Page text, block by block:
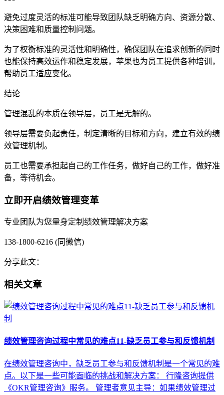
避免过度灵活的标准可能导致团队缺乏明确方向、资源分散、
决策困难和质量控制问题。
为了权衡标准的灵活性和明确性，确保团队在追求创新的同时
也能保持高效运作和稳定发展，苹果也为员工提供各种培训，
帮助员工适应变化。
结论
管理混乱的本质在领导层，员工是无解的。
领导层需要负起责任，制定清晰的目标和方向，建立有效的绩
效管理机制。
员工也需要承担起自己的工作任务，做好自己的工作，做好准
备，等待机会。
立即开启绩效管理变革
专业团队为您量身定制绩效管理解决方案
138-1800-6216 (同微信)
分享此文：
相关文章
绩效管理咨询过程中常见的难点11-缺乏员工参与和反馈机制
在绩效管理咨询中，缺乏员工参与和反馈机制是一个常见的难
点。以下是一些可能面临的挑战和解决方案： 行隆咨询提供
《OKR管理咨询》服务。 管理者意见主导：如果绩效管理过